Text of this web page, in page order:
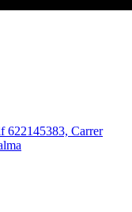
622145383, Carrer